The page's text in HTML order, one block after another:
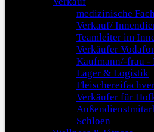
medizinische
Verkauf/
Teamleiter im
Verkäufer
Kaufmann/-frau -
Lager & Logistik
Verkäufer für
Schloen